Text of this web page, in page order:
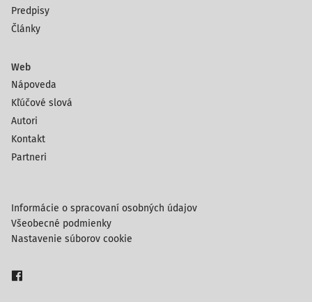
Predpisy
Články
Web
Nápoveda
Kľúčové slová
Autori
Kontakt
Partneri
Informácie o spracovaní osobných údajov
Všeobecné podmienky
Nastavenie súborov cookie